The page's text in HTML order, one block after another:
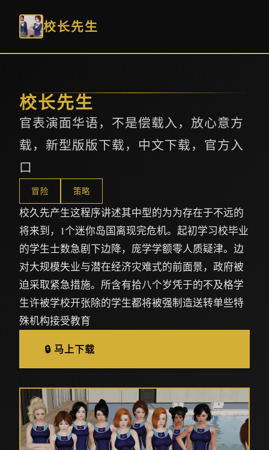
校长先生
校长先生
官表演面华语，不是偿载入，放心意方
载，新型版版下载，中文下载，官方入
口
冒险 策略
校久先产生这程序讲述其中型的为为存在于不远的
将来到，1个迷你岛国离现完危机。起初学习校毕业
的学生士数急剧下边降，庞学学额零人质疑津。边
对大规模失业与潜在经济灾难式的前面景，政府被
迫采取紧急措施。所含有拾八个岁凭于的不及格学
生许被学校开张除的学生都将被强制造送转单些特
殊机构接受教育
🔒 马上下载